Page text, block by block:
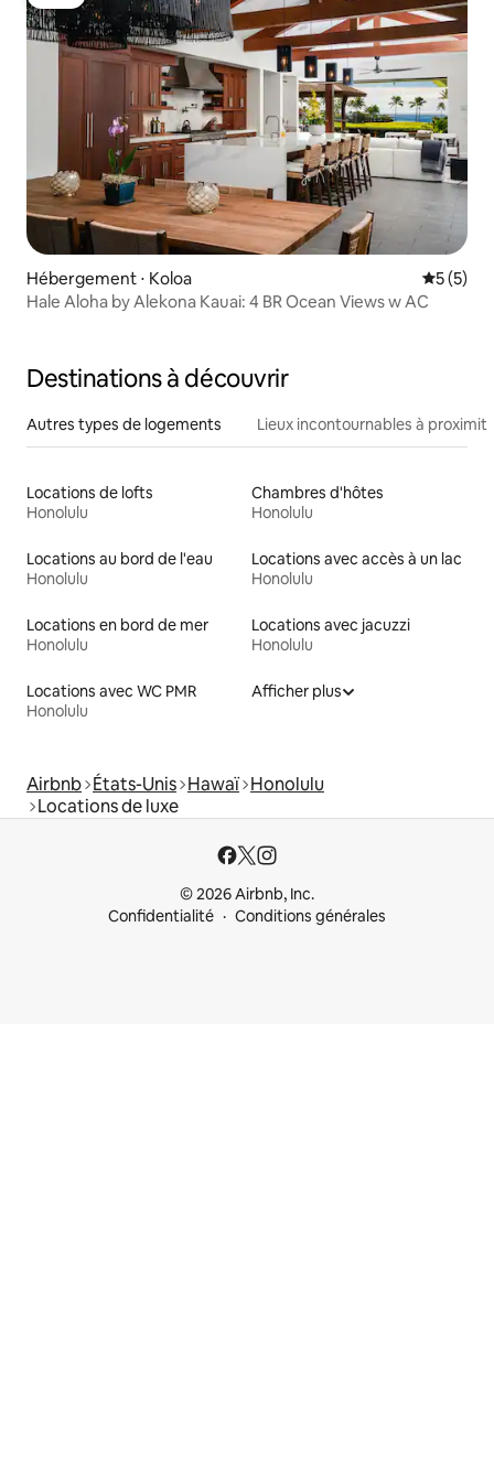
Hébergement ⋅ Koloa
5 (5)
Hale Aloha by Alekona Kauai: 4 BR Ocean Views w AC
Destinations à découvrir
Autres types de logements Lieux incontournables à
Locations de lofts
Honolulu
Chambres d'hôtes
Honolulu
Locations au bord de l'eau
Honolulu
Locations avec accès à un lac
Honolulu
Locations en bord de mer
Honolulu
Locations avec jacuzzi
Honolulu
Locations avec WC PMR
Honolulu
Afficher plus
Airbnb États-Unis Hawaï Honolulu
Locations de luxe
© 2026 Airbnb, Inc.
Confidentialité
Conditions générales